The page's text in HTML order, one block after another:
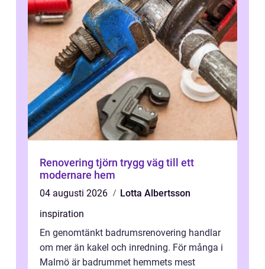
Renovering tjörn trygg väg till ett
modernare hem
04 augusti 2026
Lotta Albertsson
inspiration
En genomtänkt badrumsrenovering handlar
om mer än kakel och inredning. För många i
Malmö är badrummet hemmets mest